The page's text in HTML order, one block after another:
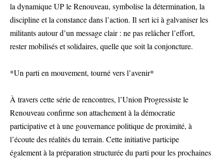
la dynamique UP le Renouveau, symbolise la détermination, la
discipline et la constance dans l’action. Il sert ici à galvaniser les
militants autour d’un message clair : ne pas relâcher l’effort,
rester mobilisés et solidaires, quelle que soit la conjoncture.
*Un parti en mouvement, tourné vers l’avenir*
À travers cette série de rencontres, l’Union Progressiste le
Renouveau confirme son attachement à la démocratie
participative et à une gouvernance politique de proximité, à
l’écoute des réalités du terrain. Cette initiative participe
également à la préparation structurée du parti pour les prochaines